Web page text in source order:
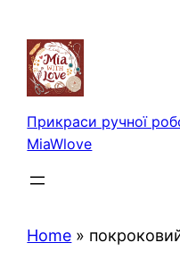
вмісту
Прикраси ручної
MiaWlove
Home »